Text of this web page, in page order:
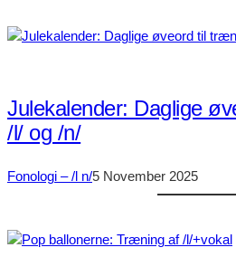
Julekalender: Daglige
/l/ og /n/
Fonologi – /l n/5 November 2025